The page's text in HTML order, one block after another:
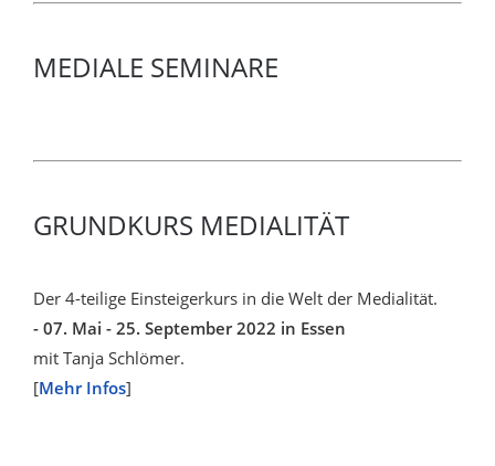
MEDIALE SEMINARE
GRUNDKURS MEDIALITÄT
Der 4-teilige Einsteigerkurs in die Welt der Medialität.
- 07. Mai - 25. September 2022 in Essen
mit Tanja Schlömer.
[Mehr Infos]